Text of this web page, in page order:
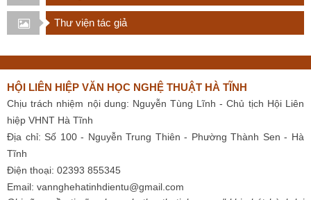
Thư viện tác giả
HỘI LIÊN HIỆP VĂN HỌC NGHỆ THUẬT HÀ TĨNH
Chịu trách nhiệm nội dung: Nguyễn Tùng Lĩnh - Chủ tịch Hội Liên
hiệp VHNT Hà Tĩnh
Địa chỉ: Số 100 - Nguyễn Trung Thiên - Phường Thành Sen - Hà
Tĩnh
Điện thoại: 02393 855345
Email: vannghehatinhdientu@gmail.com